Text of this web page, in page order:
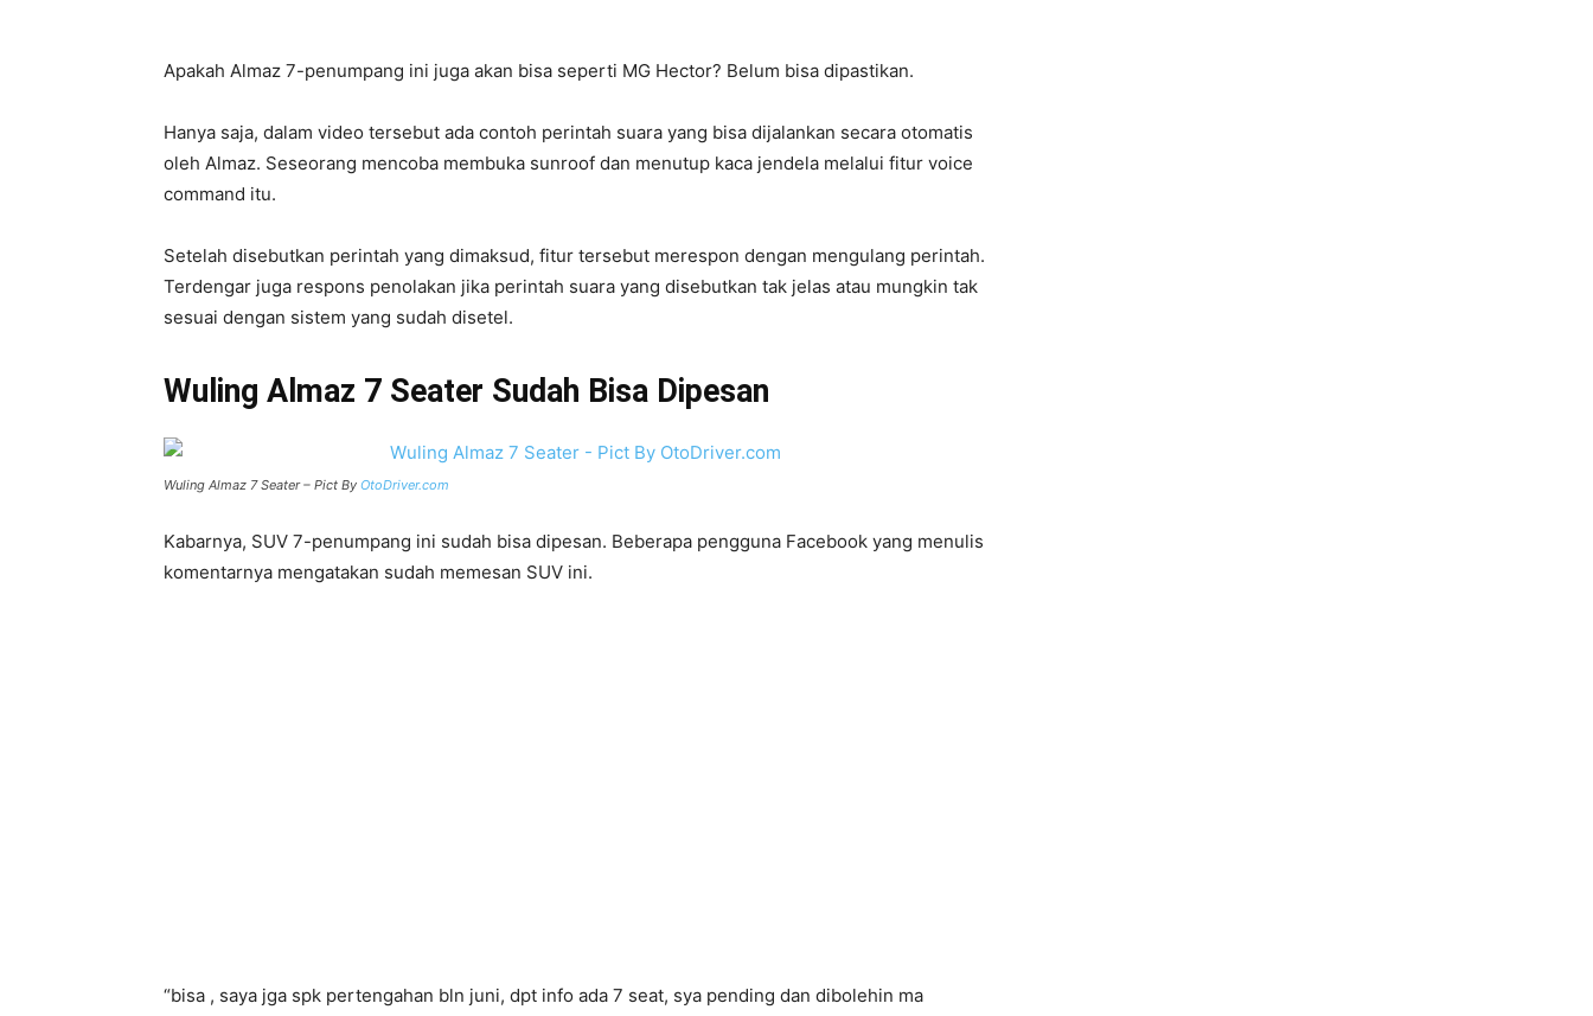
Apakah Almaz 7-penumpang ini juga akan bisa seperti MG Hector? Belum bisa dipastikan.
Hanya saja, dalam video tersebut ada contoh perintah suara yang bisa dijalankan secara otomatis
oleh Almaz. Seseorang mencoba membuka sunroof dan menutup kaca jendela melalui fitur voice
command itu.
Setelah disebutkan perintah yang dimaksud, fitur tersebut merespon dengan mengulang perintah.
Terdengar juga respons penolakan jika perintah suara yang disebutkan tak jelas atau mungkin tak
sesuai dengan sistem yang sudah disetel.
Wuling Almaz 7 Seater Sudah Bisa Dipesan
Wuling Almaz 7 Seater – Pict By OtoDriver.com
Kabarnya, SUV 7-penumpang ini sudah bisa dipesan. Beberapa pengguna Facebook yang menulis
komentarnya mengatakan sudah memesan SUV ini.
“bisa , saya jga spk pertengahan bln juni, dpt info ada 7 seat, sya pending dan dibolehin ma